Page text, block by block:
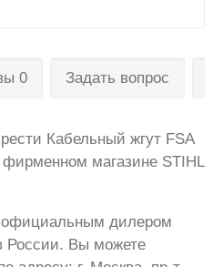
0 Задать вопрос
Кабельный жгут FSA
магазине STIHL
официальным дилером
России. Вы можете